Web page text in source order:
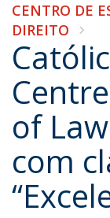
CENTRO DE
DIREITO
of
com